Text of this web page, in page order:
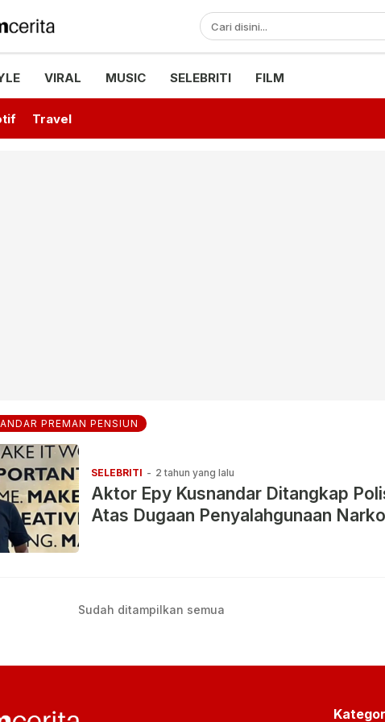
dan Terkini
VIRAL MUSIC SELEBRITI FILM
Travel
PREMAN PENSIUN
SELEBRITI - 2 tahun yang lalu
Aktor Epy Kusnandar Ditangkap
Atas Dugaan Penyalahgunaan
Sudah ditampilkan semua